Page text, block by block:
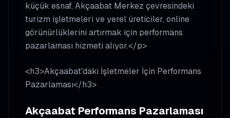
küçük esnaf, Akçaabat Merkez çevresindeki
turizm işletmeleri ve yerel üreticiler, online
görünürlüklerini artırmak için performans
pazarlaması hizmeti alıyor.</p>
<h3>Akçaabat'daki İşletmeler İçin Performans
Pazarlaması</h3>
Akçaabat Performans Pazarlaması